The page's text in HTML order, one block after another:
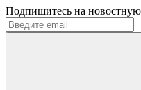
Подпишитесь на